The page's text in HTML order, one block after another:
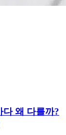
왜 다를까?